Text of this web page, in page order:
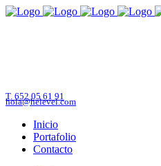
T. 652 05 61 91
hola@helevel.com
Inicio
Portafolio
Contacto